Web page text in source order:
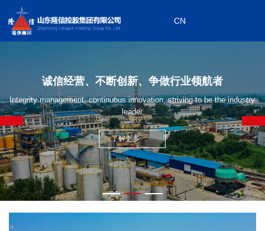
0533-7199868
下属企业
CN
诚信经营、不断创新、争做行业领航者
Integrity management, continuous innovation, striving to be the industry
leader
了解更多